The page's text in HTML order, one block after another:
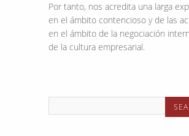
Por tanto, nos acredita una larga
en el ámbito contencioso y de las
en el ámbito de la negociación
de la cultura empresarial.